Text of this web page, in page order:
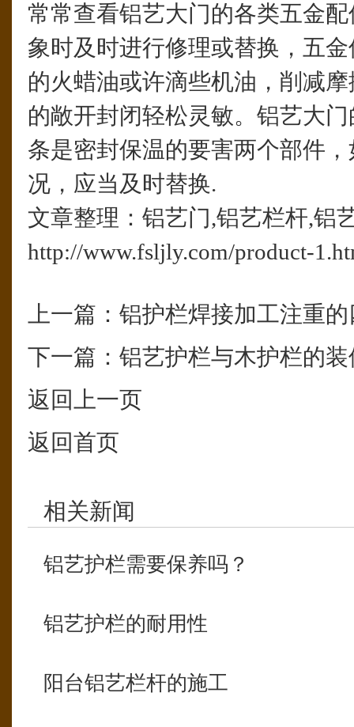
常常查看铝艺大门的各类五金
象时及时进行修理或替换，五
的火蜡油或许滴些机油，削减
的敞开封闭轻松灵敏。铝艺大
条是密封保温的要害两个部件
况，应当及时替换.
文章整理：铝艺门,铝艺栏杆,铝
http://www.fsljly.com/product-
上一篇： 铝护栏焊接加工注重
下一篇： 铝艺护栏与木护栏的
返回上一页
返回首页
相关新闻
铝艺护栏需要保养吗？
铝艺护栏的耐用性
阳台铝艺栏杆的施工